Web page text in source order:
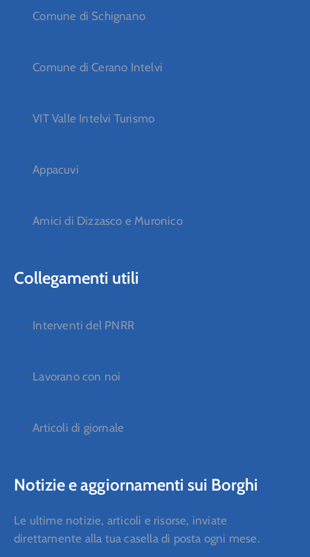
Comune di Schignano
Comune di Cerano Intelvi
VIT Valle Intelvi Turismo
Appacuvi
Amici di Dizzasco e Muronico
Collegamenti utili
Interventi del PNRR
Lavorano con noi
Articoli di giornale
Notizie e aggiornamenti sui Borghi
Le ultime notizie, articoli e risorse, inviate
direttamente alla tua casella di posta ogni mese.